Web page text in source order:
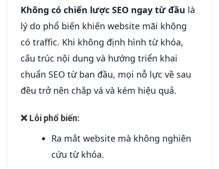
Không có chiến lược SEO ngay từ đầu là
lý do phổ biến khiến website mãi không
có traffic. Khi không định hình từ khóa,
cấu trúc nội dung và hướng triển khai
chuẩn SEO từ ban đầu, mọi nỗ lực về sau
đều trở nên chắp vá và kém hiệu quả.
❌ Lỗi phổ biến:
Ra mắt website mà không nghiên
cứu từ khóa.